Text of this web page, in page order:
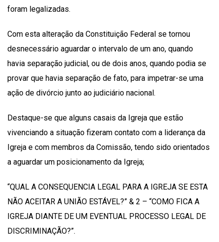
foram legalizadas.
Com esta alteração da Constituição Federal se tornou
desnecessário aguardar o intervalo de um ano, quando
havia separação judicial, ou de dois anos, quando podia se
provar que havia separação de fato, para impetrar-se uma
ação de divórcio junto ao judiciário nacional.
Destaque-se que alguns casais da Igreja que estão
vivenciando a situação fizeram contato com a liderança da
Igreja e com membros da Comissão, tendo sido orientados
a aguardar um posicionamento da Igreja;
“QUAL A CONSEQUENCIA LEGAL PARA A IGREJA SE ESTA
NÃO ACEITAR A UNIÃO ESTÁVEL?” & 2 – “COMO FICA A
IGREJA DIANTE DE UM EVENTUAL PROCESSO LEGAL DE
DISCRIMINAÇÃO?”.